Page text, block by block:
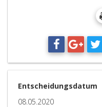
Entscheidungsdatum
08.05.2020